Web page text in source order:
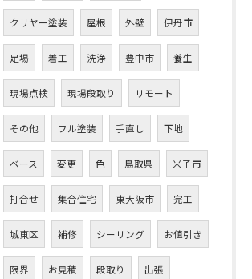
クリヤー塗装 屋根 外壁 伊丹市
足場 着工 洗浄 豊中市 養生
現場点検 現場段取り リモート
その他 フル塗装 手直し 下地
ベース 変更 色 鳥取県 米子市
打合せ 集合住宅 東大阪市 完工
城東区 補修 シーリング お値引き
限界 お見積 段取り 出張
お問い合わせはこちら